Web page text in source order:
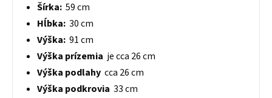
Šírka: 59 cm
Hĺbka: 30 cm
Výška: 91 cm
Výška prízemia je cca 26 cm
Výška podlahy cca 26 cm
Výška podkrovia 33 cm